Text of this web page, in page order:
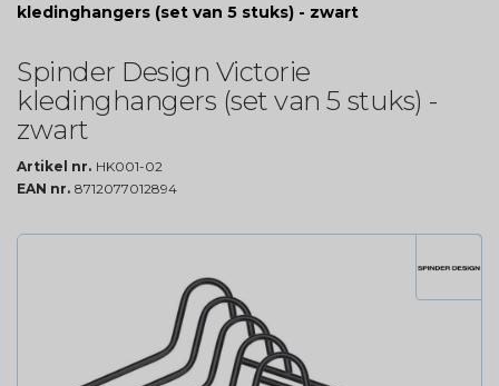
kledinghangers (set van 5 stuks) - zwart
Spinder Design Victorie
kledinghangers (set van 5 stuks) -
zwart
Artikel nr. HK001-02
EAN nr. 8712077012894